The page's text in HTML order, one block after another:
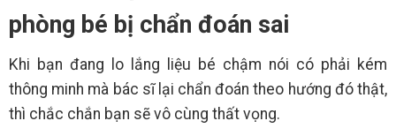
phòng bé bị chẩn đoán sai
Khi bạn đang lo lắng liệu bé chậm nói có phải kém
thông minh mà bác sĩ lại chẩn đoán theo hướng đó thật,
thì chắc chắn bạn sẽ vô cùng thất vọng.